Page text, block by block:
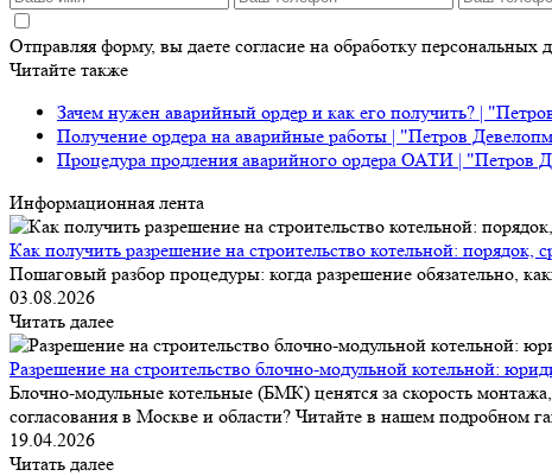
Отправляя форму, вы даете согласие на обработку
Читайте также
Зачем нужен аварийный ордер и как его получить? |
Получение ордера на аварийные работы | "Петров
Процедура продления аварийного ордера ОАТИ | "Петров
Информационная лента
Как получить разрешение на строительство котельной: порядок,
Пошаговый разбор процедуры: когда разрешение обязательно,
03.08.2026
Читать далее
Разрешение на строительство блочно-модульной котельной:
Блочно-модульные котельные (БМК) ценятся за скорость
согласования в Москве и области? Читайте в нашем подробном
19.04.2026
Читать далее